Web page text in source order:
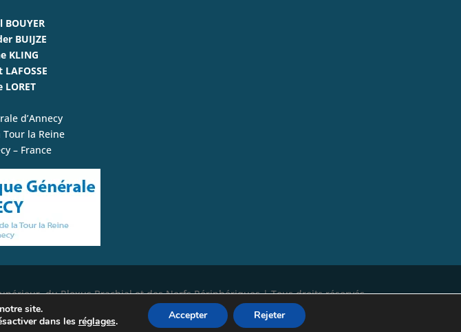
BOUYER
BUIJZE
KLING
LORET
d’Annecy
la Reine
– France
du Plexus Brachial et des Nerfs Périphériques | Tous droits réservés
site.
dans les réglages. Accepter Rejeter